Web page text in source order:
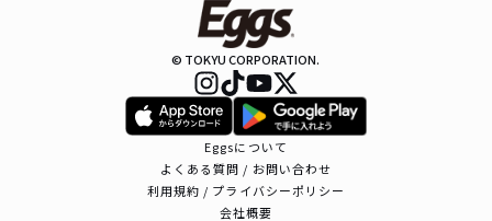
© TOKYU CORPORATION.
Eggsについて
よくある質問 / お問い合わせ
利用規約 / プライバシーポリシー
会社概要